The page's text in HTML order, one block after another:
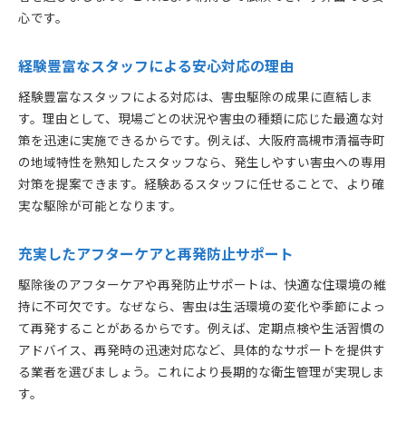
心です。
経験豊富なスタッフによる安心対応の理由
経験豊富なスタッフによる対応は、害虫駆除の成果に直結しま
す。理由として、現場ごとの状況や害虫の種類に応じた最適な対
策を迅速に実施できるからです。例えば、大阪府高槻市清福寺町
の地域特性を熟知したスタッフなら、発生しやすい害虫への専用
対策を提案できます。経験あるスタッフに任せることで、より確
実な駆除が可能となります。
充実したアフターケアと再発防止サポート
駆除後のアフターケアや再発防止サポートは、快適な住環境の維
持に不可欠です。なぜなら、害虫は生活環境の変化や季節によっ
て再発することがあるからです。例えば、定期点検や生活習慣の
アドバイス、再発時の迅速対応など、具体的なサポートを提供す
る業者を選びましょう。これにより長期的な衛生管理が実現しま
す。